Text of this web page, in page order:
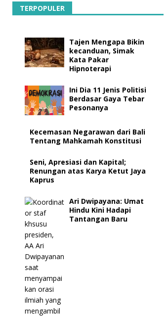
TERPOPULER
Tajen Mengapa Bikin
kecanduan, Simak
Kata Pakar
Hipnoterapi
Ini Dia 11 Jenis Politisi
Berdasar Gaya Tebar
Pesonanya
Kecemasan Negarawan dari Bali
Tentang Mahkamah Konstitusi
Seni, Apresiasi dan Kapital;
Renungan atas Karya Ketut Jaya
Kaprus
Ari Dwipayana: Umat
Hindu Kini Hadapi
Tantangan Baru